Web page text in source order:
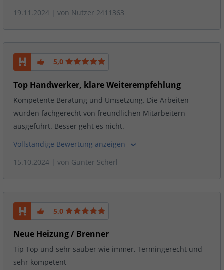
19.11.2024 | von Nutzer 2411363
5,0
Top Handwerker, klare Weiterempfehlung
Kompetente Beratung und Umsetzung. Die Arbeiten
wurden fachgerecht von freundlichen Mitarbeitern
ausgeführt. Besser geht es nicht.
Vollständige Bewertung anzeigen
15.10.2024 | von Günter Scherl
5,0
Neue Heizung / Brenner
Tip Top und sehr sauber wie immer, Termingerecht und
sehr kompetent